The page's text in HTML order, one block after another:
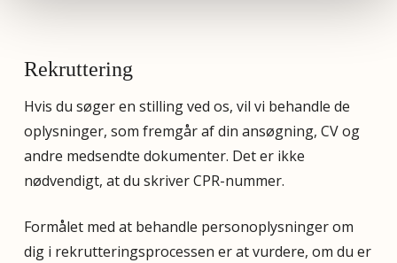
Rekruttering
Hvis du søger en stilling ved os, vil vi behandle de
oplysninger, som fremgår af din ansøgning, CV og
andre medsendte dokumenter. Det er ikke
nødvendigt, at du skriver CPR-nummer.
Formålet med at behandle personoplysninger om
dig i rekrutteringsprocessen er at vurdere, om du er